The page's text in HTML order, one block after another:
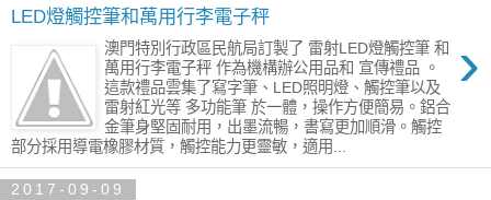
LED燈觸控筆和萬用行李電子秤
›
澳門特別行政區民航局訂製了 雷射LED燈觸控筆 和
萬用行李電子秤 作為機構辦公用品和 宣傳禮品 。
這款禮品雲集了寫字筆、LED照明燈、觸控筆以及
雷射紅光等 多功能筆 於一體，操作方便簡易。鋁合
金筆身堅固耐用，出墨流暢，書寫更加順滑。觸控
部分採用導電橡膠材質，觸控能力更靈敏，適用...
2017-09-09